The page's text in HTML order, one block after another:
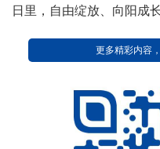
日里，自由绽放、向阳成长
更多精彩内容